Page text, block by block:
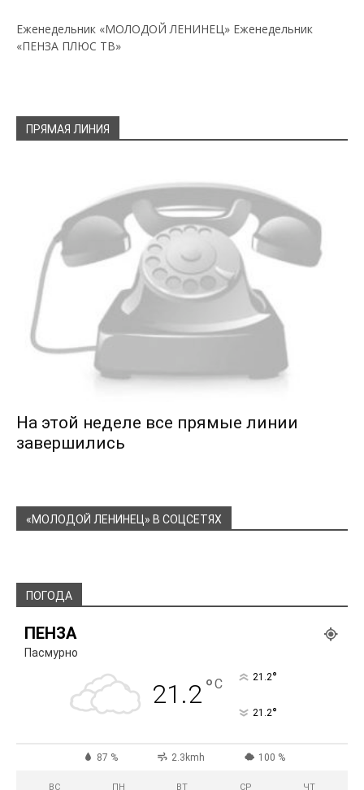
Еженедельник «МОЛОДОЙ ЛЕНИНЕЦ» Еженедельник
«ПЕНЗА ПЛЮС ТВ»
ПРЯМАЯ ЛИНИЯ
На этой неделе все прямые линии
завершились
«МОЛОДОЙ ЛЕНИНЕЦ» В СОЦСЕТЯХ
ПОГОДА
ПЕНЗА
Пасмурно
21.2°C 21.2°
21.2°
87 % 2.3kmh 100 %
ВС ПН ВТ СР ЧТ